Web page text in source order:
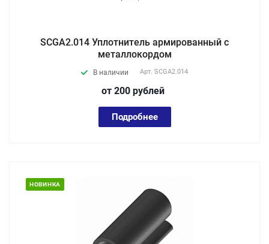
SCGA2.014 Уплотнитель армированный с
металлокордом
В наличии Арт. SCGA2.014
от 200 рублей
Подробнее
НОВИНКА